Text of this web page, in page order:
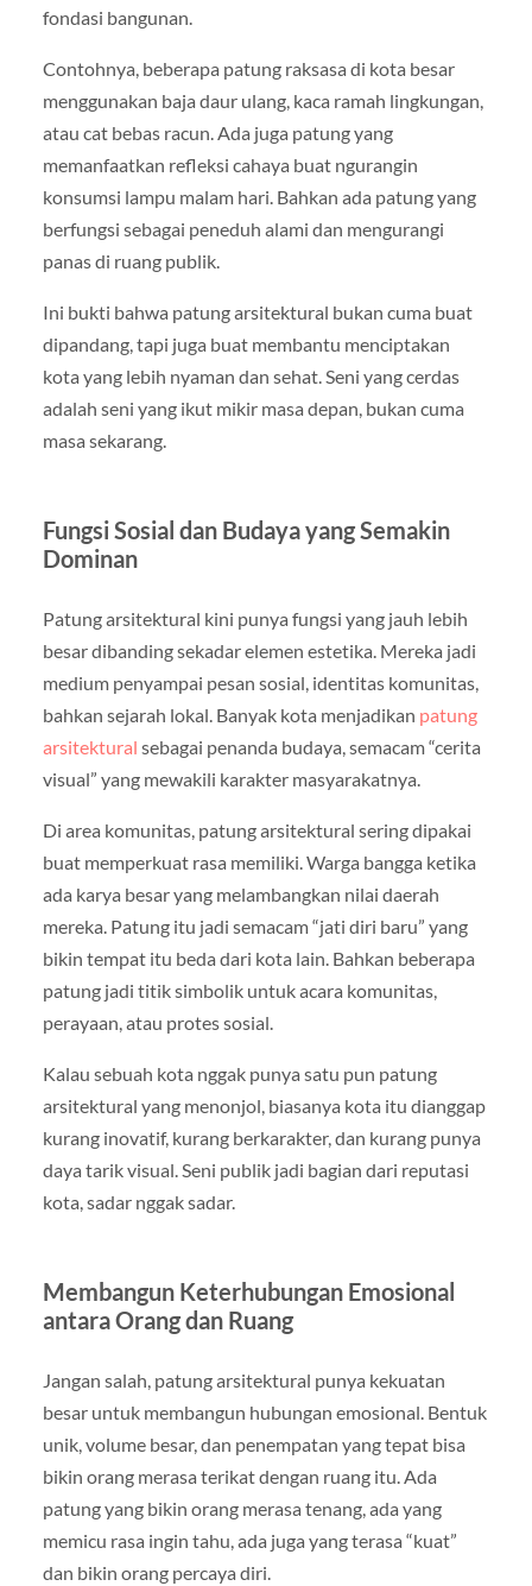
fondasi bangunan.
Contohnya, beberapa patung raksasa di kota besar
menggunakan baja daur ulang, kaca ramah lingkungan,
atau cat bebas racun. Ada juga patung yang
memanfaatkan refleksi cahaya buat ngurangin
konsumsi lampu malam hari. Bahkan ada patung yang
berfungsi sebagai peneduh alami dan mengurangi
panas di ruang publik.
Ini bukti bahwa patung arsitektural bukan cuma buat
dipandang, tapi juga buat membantu menciptakan
kota yang lebih nyaman dan sehat. Seni yang cerdas
adalah seni yang ikut mikir masa depan, bukan cuma
masa sekarang.
Fungsi Sosial dan Budaya yang Semakin
Dominan
Patung arsitektural kini punya fungsi yang jauh lebih
besar dibanding sekadar elemen estetika. Mereka jadi
medium penyampai pesan sosial, identitas komunitas,
bahkan sejarah lokal. Banyak kota menjadikan patung
arsitektural sebagai penanda budaya, semacam “cerita
visual” yang mewakili karakter masyarakatnya.
Di area komunitas, patung arsitektural sering dipakai
buat memperkuat rasa memiliki. Warga bangga ketika
ada karya besar yang melambangkan nilai daerah
mereka. Patung itu jadi semacam “jati diri baru” yang
bikin tempat itu beda dari kota lain. Bahkan beberapa
patung jadi titik simbolik untuk acara komunitas,
perayaan, atau protes sosial.
Kalau sebuah kota nggak punya satu pun patung
arsitektural yang menonjol, biasanya kota itu dianggap
kurang inovatif, kurang berkarakter, dan kurang punya
daya tarik visual. Seni publik jadi bagian dari reputasi
kota, sadar nggak sadar.
Membangun Keterhubungan Emosional
antara Orang dan Ruang
Jangan salah, patung arsitektural punya kekuatan
besar untuk membangun hubungan emosional. Bentuk
unik, volume besar, dan penempatan yang tepat bisa
bikin orang merasa terikat dengan ruang itu. Ada
patung yang bikin orang merasa tenang, ada yang
memicu rasa ingin tahu, ada juga yang terasa “kuat”
dan bikin orang percaya diri.